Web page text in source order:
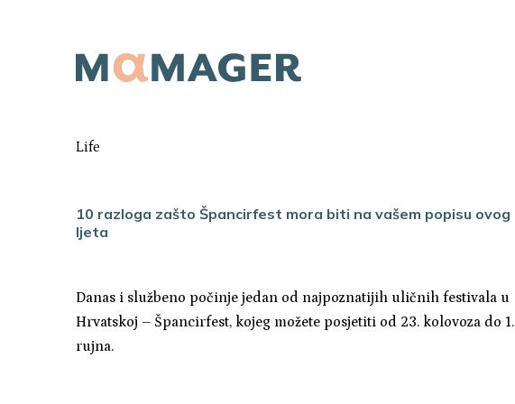
Life
10 razloga zašto Špancirfest mora biti na vašem popisu ovog
ljeta
Danas i službeno počinje jedan od najpoznatijih uličnih festivala u
Hrvatskoj – Špancirfest, kojeg možete posjetiti od 23. kolovoza do 1.
rujna.